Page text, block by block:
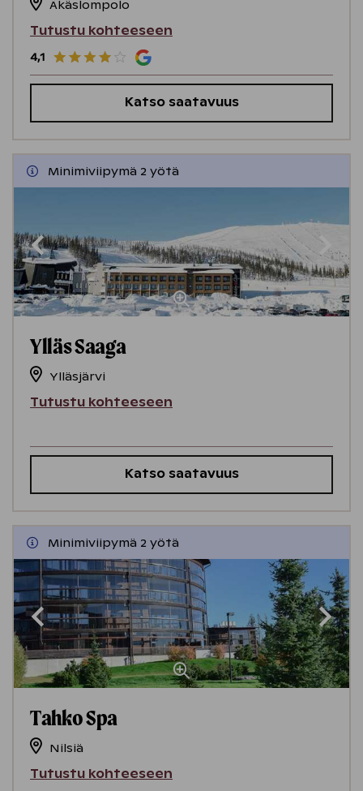
Äkäslompolo
Tutustu kohteeseen
4,1
Katso saatavuus
Minimiviipymä 2 yötä
Ylläs Saaga
Ylläsjärvi
Tutustu kohteeseen
Katso saatavuus
Minimiviipymä 2 yötä
Tahko Spa
Nilsiä
Tutustu kohteeseen